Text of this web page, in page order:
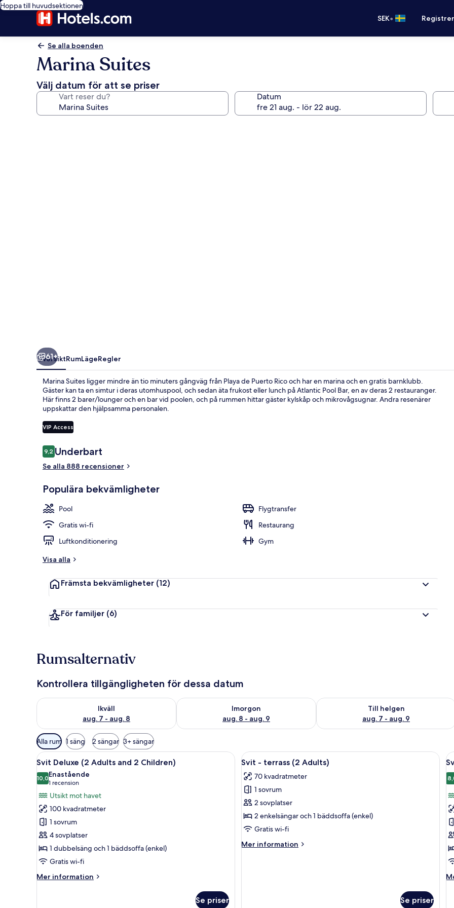
Hoppa till huvudsektionen
SEK•
Se alla boenden
Marina Suites
Välj datum för att se priser
Vart reser du? Datum
61+
ÖversiktRumLägeRegler
Marina Suites ligger mindre än tio minuters gångväg från Playa de Puerto Rico och har en marina och en gratis barnklubb.
Gäster kan ta en simtur i deras utomhuspool, och sedan äta frukost eller lunch på Atlantic Pool Bar, en av deras 2 restauranger.
Här finns 2 barer/lounger och en bar vid poolen, och på rummen hittar gäster kylskåp och mikrovågsugnar. Andra resenärer
uppskattar den hjälpsamma personalen.
VIP Access
Recensioner
9,29,2 av 10,
Underbart
Se alla 888 recensioner
Populära bekvämligheter
Pool
Flygtransfer
Gratis wi-fi
Restaurang
Luftkonditionering
Gym
Visa alla
Främsta bekvämligheter (12)
För familjer (6)
Rumsalternativ
Kontrollera tillgängligheten för dessa datum
Ikväll
aug. 7 - aug. 8
Kontrollera tillgängligheten för ikväll aug. 7 - aug. 8
Imorgon
aug. 8 - aug. 9
Kontrollera tillgängligheten för imorgon aug. 8 - aug. 9
Till helgen
aug. 7 - aug. 9
Kontrollera tillgängligheten för den
Tillgängliga
filter
för
rum
Alla rum 1 säng 2 sängar 3+ sängar
Öppna
alla
foton
för
Svit
Deluxe
(2
Adults
and
2
Children)
Ett hotellrum med en stor säng, en garderob i trä, ett runt sidobord, en lampa och en tavla på väggen.
8
Svit Deluxe (2 Adults and 2 Children)
10,010,0 av 10
Enastående
1 recension
(1 recension)
Utsikt mot havet
100 kvadratmeter
1 sovrum
4 sovplatser
1 dubbelsäng och 1 bäddsoffa (enkel)
Gratis wi-fi
Mer information
Mer
Se priser
Öppna
alla
foton
för
Svit
-
terrass
Adults)
En snyggt bäddad säng med
10
Svit - terrass (2 Adults)
70 kvadratmeter
1 sovrum
2 sovplatser
2 enkelsängar och 1 bäddsoffa (enkel)
Gratis wi-fi
Mer information
Mer
Se priser
(2